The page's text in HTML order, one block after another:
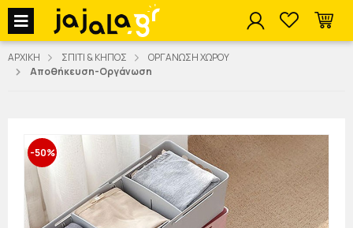
jajala Menu
ΑΡΧΙΚΗ ΣΠΙΤΙ & ΚΗΠΟΣ
ΟΡΓΑΝΩΣΗ ΧΩΡΟΥ
Αποθήκευση-Οργάνωση
-50%